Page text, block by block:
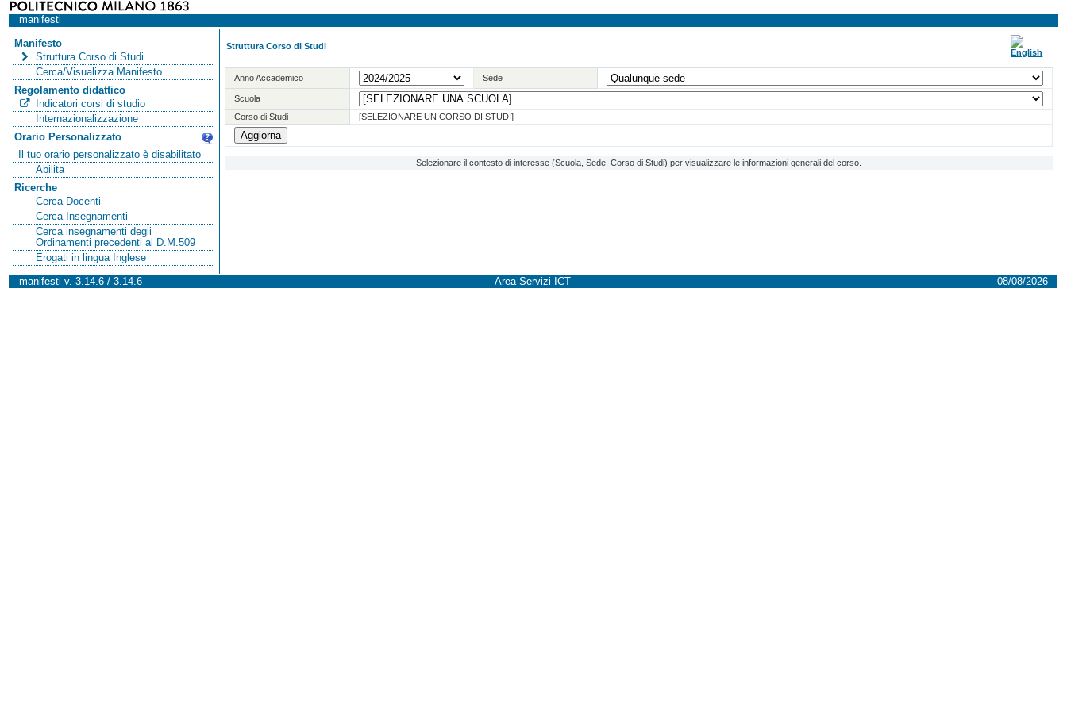
manifesti
Manifesto
Struttura Corso di Studi
Cerca/Visualizza Manifesto
Regolamento didattico
Indicatori corsi di studio
Internazionalizzazione
Orario Personalizzato
Il tuo orario personalizzato è disabilitato
Abilita
Ricerche
Cerca Docenti
Cerca Insegnamenti
Cerca insegnamenti degli
Ordinamenti precedenti al D.M.509
Erogati in lingua Inglese
Struttura Corso di Studi
Anno Accademico Sede
Scuola
Corso di Studi
[SELEZIONARE UN CORSO DI STUDI]
Selezionare il contesto di interesse (Scuola, Sede, Corso di Studi) per visualizzare le informazioni generali del corso.
manifesti v. 3.14.6 / 3.14.6 Area Servizi ICT 08/08/2026